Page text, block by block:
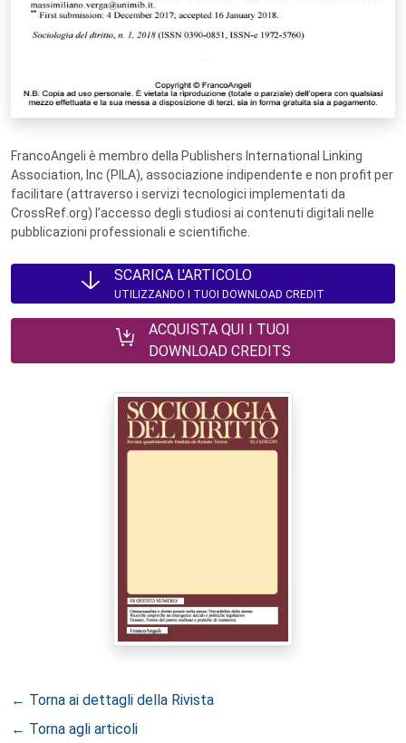
FrancoAngeli è membro della Publishers International Linking
Association, Inc (PILA), associazione indipendente e non profit per
facilitare (attraverso i servizi tecnologici implementati da
CrossRef.org) l’accesso degli studiosi ai contenuti digitali nelle
pubblicazioni professionali e scientifiche.
SCARICA L'ARTICOLO
UTILIZZANDO I TUOI DOWNLOAD CREDIT
ACQUISTA QUI I TUOI
DOWNLOAD CREDITS
← Torna ai dettagli della Rivista
← Torna agli articoli